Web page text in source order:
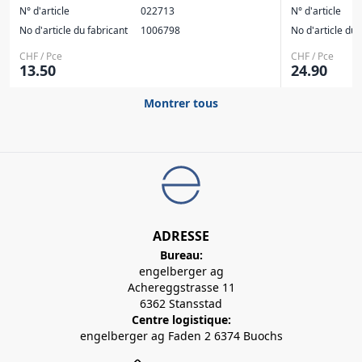
N° d'article
022713
No d'article du fabricant
1006798
CHF / Pce
13.50
N° d'article
No d'article du
CHF / Pce
24.90
Montrer tous
ADRESSE
Bureau:
engelberger ag
Achereggstrasse 11
6362 Stansstad
Centre logistique:
engelberger ag Faden 2 6374 Buochs